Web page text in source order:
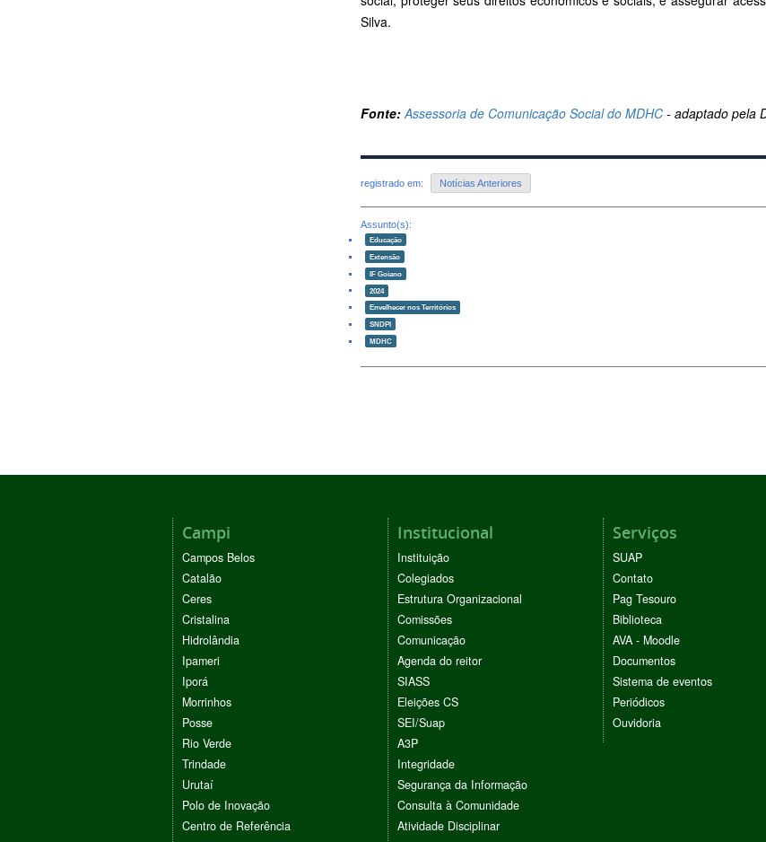
Silva.
Fonte: Assessoria de Comunicação Social do MDHC - adaptado pela
registrado em: Notícias Anteriores
Assunto(s):
Educação
Extensão
IF Goiano
2024
Envelhecer nos Territórios
SNDPI
MDHC
Campi
Campos Belos
Catalão
Ceres
Cristalina
Hidrolândia
Ipameri
Iporá
Morrinhos
Posse
Rio Verde
Trindade
Urutaí
Polo de Inovação
Centro de Referência
Institucional
Instituição
Colegiados
Estrutura Organizacional
Comissões
Comunicação
Agenda do reitor
SIASS
Eleições CS
SEI/Suap
A3P
Integridade
Segurança da Informação
Consulta à Comunidade
Atividade Disciplinar
Serviços
SUAP
Contato
Pag Tesouro
Biblioteca
AVA - Moodle
Documentos
Sistema de eventos
Periódicos
Ouvidoria